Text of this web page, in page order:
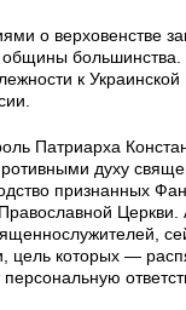
о верховенстве
к
Патриарха
духу
признанных
цель которых —